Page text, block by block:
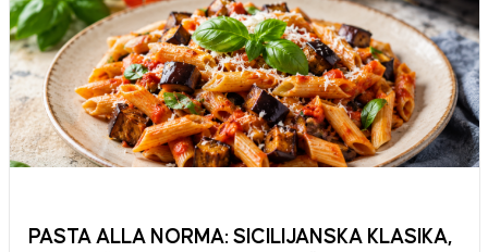
PASTA ALLA NORMA: SICILIJANSKA KLASIKA,